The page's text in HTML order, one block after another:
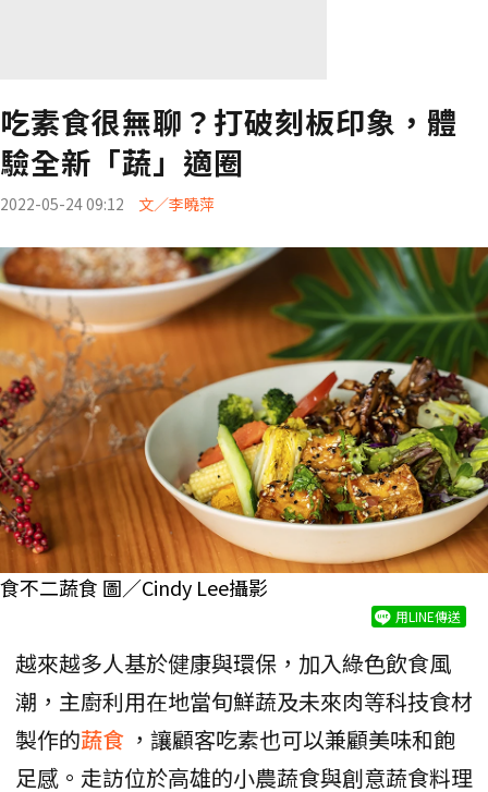
吃素食很無聊？打破刻板印象，體
驗全新「蔬」適圈
2022-05-24 09:12 文／李曉萍
食不二蔬食 圖／Cindy Lee攝影
用LINE傳送
越來越多人基於健康與環保，加入綠色飲食風
潮，主廚利用在地當旬鮮蔬及未來肉等科技食材
製作的蔬食 ，讓顧客吃素也可以兼顧美味和飽
足感。走訪位於高雄的小農蔬食與創意蔬食料理